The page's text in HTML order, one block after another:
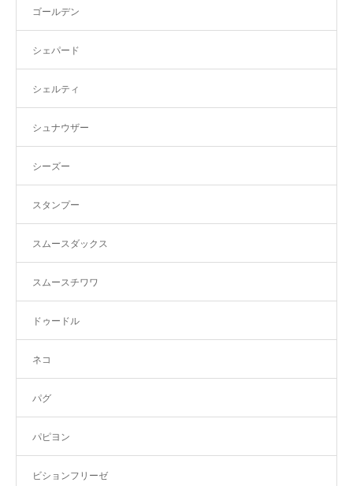
ゴールデン
シェパード
シェルティ
シュナウザー
シーズー
スタンプー
スムースダックス
スムースチワワ
ドゥードル
ネコ
パグ
パピヨン
ビションフリーゼ